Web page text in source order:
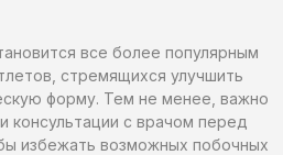
все более популярным
стремящихся улучшить
форму. Тем не менее, важно
консультации с врачом перед
избежать возможных побочных